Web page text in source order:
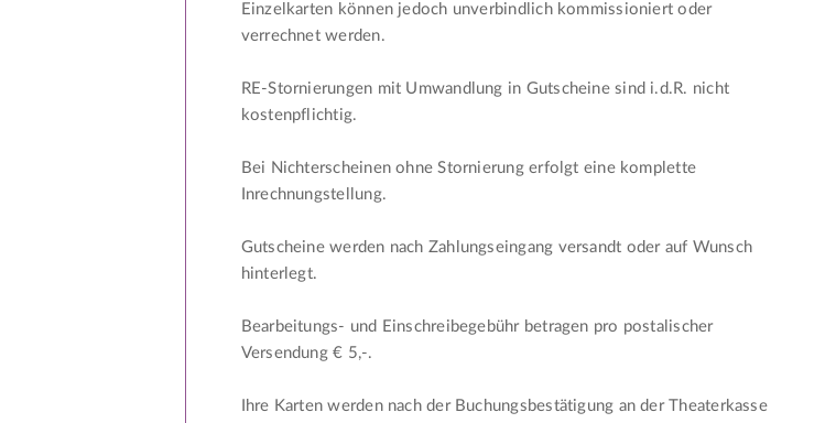
Einzelkarten können jedoch unverbindlich kommissioniert oder
verrechnet werden.
RE-Stornierungen mit Umwandlung in Gutscheine sind i.d.R. nicht
kostenpflichtig.
Bei Nichterscheinen ohne Stornierung erfolgt eine komplette
Inrechnungstellung.
Gutscheine werden nach Zahlungseingang versandt oder auf Wunsch
hinterlegt.
Bearbeitungs- und Einschreibegebühr betragen pro postalischer
Versendung € 5,-.
Ihre Karten werden nach der Buchungsbestätigung an der Theaterkasse